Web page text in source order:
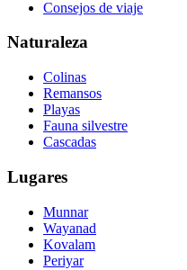
Consejos de viaje
Naturaleza
Colinas
Remansos
Playas
Fauna silvestre
Cascadas
Lugares
Munnar
Wayanad
Kovalam
Periyar